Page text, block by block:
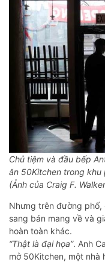
Chủ tiệm và đầu bếp
ăn 50Kitchen trong khu
(Ảnh của Craig F.
Nhưng trên đường phố,
sang bán mang về và
hoàn toàn khác.
“Thật là đại họa”. Anh
mở 50Kitchen, một nhà